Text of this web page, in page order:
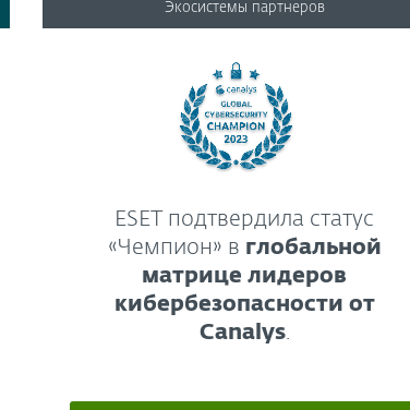
Экосистемы партнеров
ESET подтвердила статус
«Чемпион» в глобальной
матрице лидеров
кибербезопасности от
Canalys.